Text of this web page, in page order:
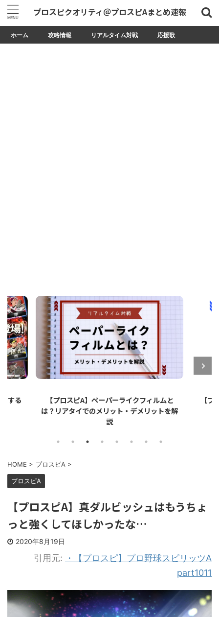
プロスピクオリティ＠プロスピAまとめ速報
ホーム 攻略情報 リアルタイム対戦 応援歌
する
【プロスピA】ペーパーライクフィルムと
は？リアタイでのメリット・デメリットを解
説
【
HOME > プロスピA >
プロスピA
【プロスピA】真ダルビッシュはもうちょ
っと強くしてほしかったな…
2020年8月19日
引用元:
・【プロスピ】プロ野球スピリッツA
part1011